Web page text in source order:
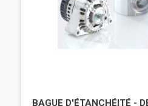
BAGUE D'ÉTANCHÉITÉ -